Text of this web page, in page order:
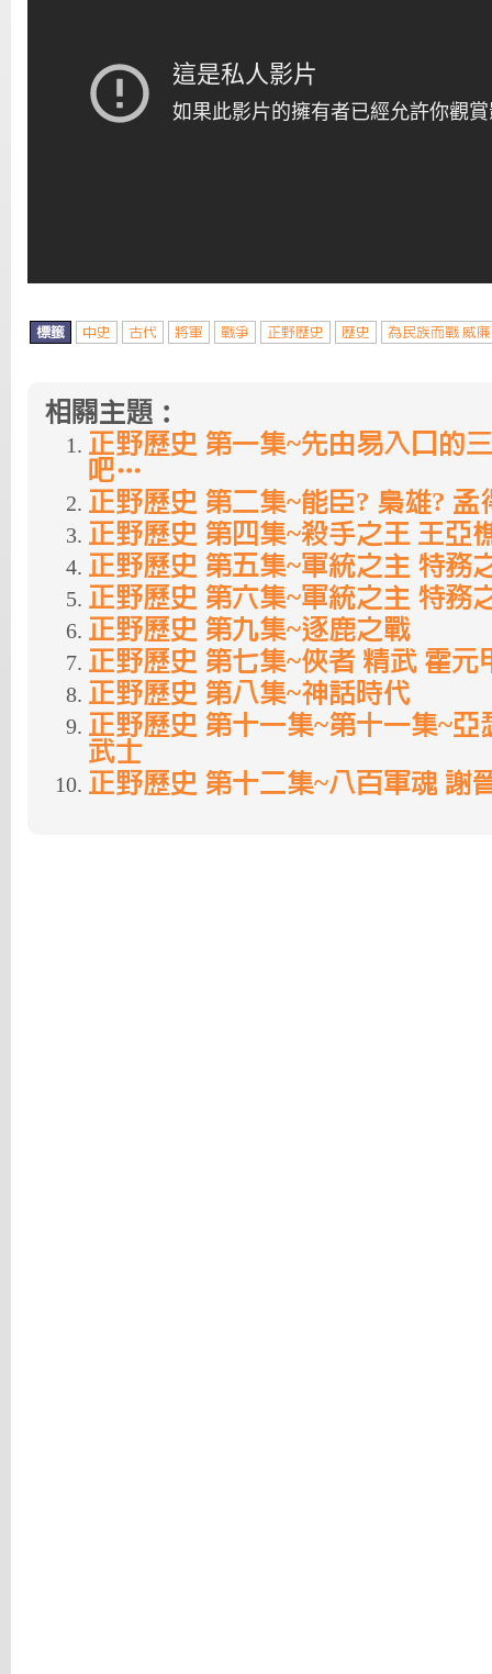
標籤 中史 古代 將軍 戰爭 正野歷史 歷史 為民族而戰 威
相關主題：
正野歷史 第一集~先由易入口的
吧…
正野歷史 第二集~能臣? 梟雄?
正野歷史 第四集~殺手之王 王亞
正野歷史 第五集~軍統之主 特務
正野歷史 第六集~軍統之主 特務
正野歷史 第九集~逐鹿之戰
正野歷史 第七集~俠者 精武 霍元
正野歷史 第八集~神話時代
正野歷史 第十一集~第十一集~亞
武士
正野歷史 第十二集~八百軍魂 謝